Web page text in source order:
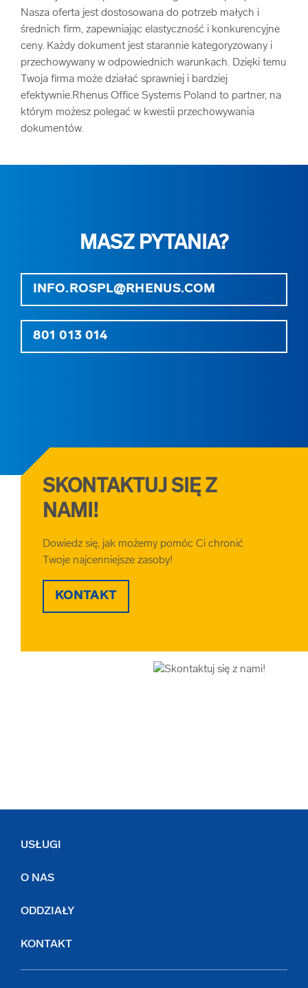
Nasza oferta jest dostosowana do potrzeb małych i
średnich firm, zapewniając elastyczność i konkurencyjne
ceny. Każdy dokument jest starannie kategoryzowany i
przechowywany w odpowiednich warunkach. Dzięki temu
Twoja firma może działać sprawniej i bardziej
efektywnie.Rhenus Office Systems Poland to partner, na
którym możesz polegać w kwestii przechowywania
dokumentów.
MASZ PYTANIA?
INFO.ROSPL@RHENUS.COM
801 013 014
SKONTAKTUJ SIĘ Z
NAMI!
Dowiedz się, jak możemy pomóc Ci chronić
Twoje najcenniejsze zasoby!
KONTAKT
USŁUGI
O NAS
ODDZIAŁY
KONTAKT